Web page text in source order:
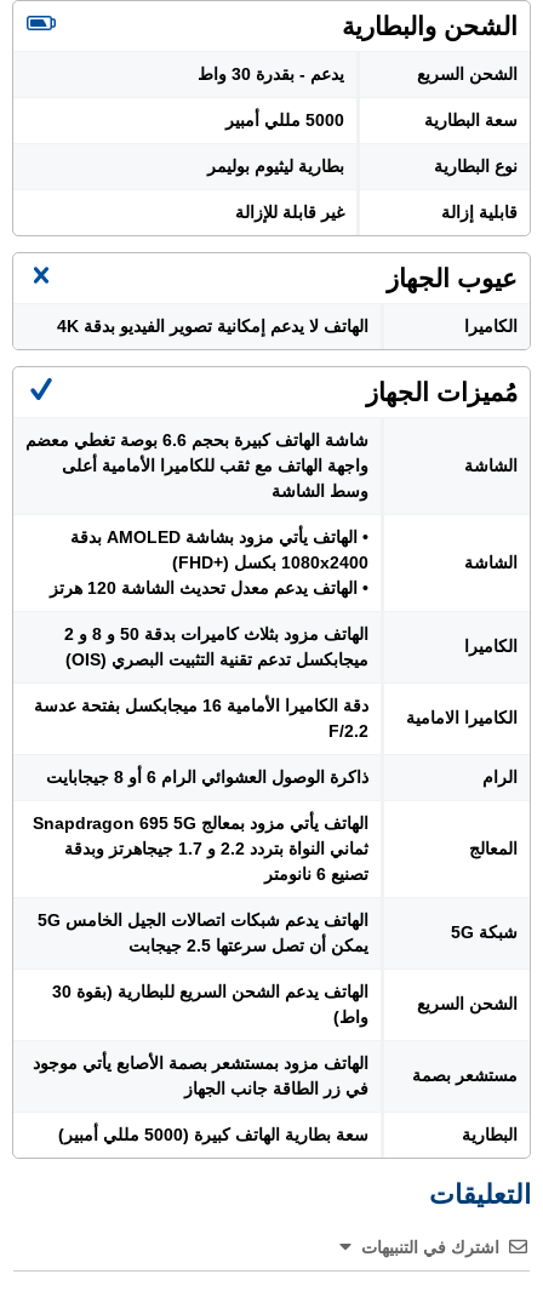
الشحن والبطارية
الشحن السريع يدعم - بقدرة 30 واط
سعة البطارية 5000 مللي أمبير
نوع البطارية بطارية ليثيوم بوليمر
قابلية إزالة غير قابلة للإزالة
عيوب الجهاز
الكاميرا الهاتف لا يدعم إمكانية تصوير الفيديو بدقة 4K
مُميزات الجهاز
الشاشة
شاشة الهاتف كبيرة بحجم 6.6 بوصة تغطي معضم
واجهة الهاتف مع ثقب للكاميرا الأمامية أعلى
وسط الشاشة
الشاشة
• الهاتف يأتي مزود بشاشة AMOLED بدقة
1080x2400 بكسل (+FHD)
• الهاتف يدعم معدل تحديث الشاشة 120 هرتز
الكاميرا
الهاتف مزود بثلاث كاميرات بدقة 50 و 8 و 2
ميجابكسل تدعم تقنية التثبيت البصري (OIS)
الكاميرا الامامية
دقة الكاميرا الأمامية 16 ميجابكسل بفتحة عدسة
F/2.2
الرام ذاكرة الوصول العشوائي الرام 6 أو 8 جيجابايت
المعالج
الهاتف يأتي مزود بمعالج Snapdragon 695 5G
ثماني النواة بتردد 2.2 و 1.7 جيجاهرتز وبدقة
تصنيع 6 نانومتر
شبكة 5G
الهاتف يدعم شبكات اتصالات الجيل الخامس 5G
يمكن أن تصل سرعتها 2.5 جيجابت
الشحن السريع
الهاتف يدعم الشحن السريع للبطارية (بقوة 30
واط)
مستشعر بصمة
الهاتف مزود بمستشعر بصمة الأصابع يأتي موجود
في زر الطاقة جانب الجهاز
البطارية سعة بطارية الهاتف كبيرة (5000 مللي أمبير)
التعليقات
اشترك في التنبيهات